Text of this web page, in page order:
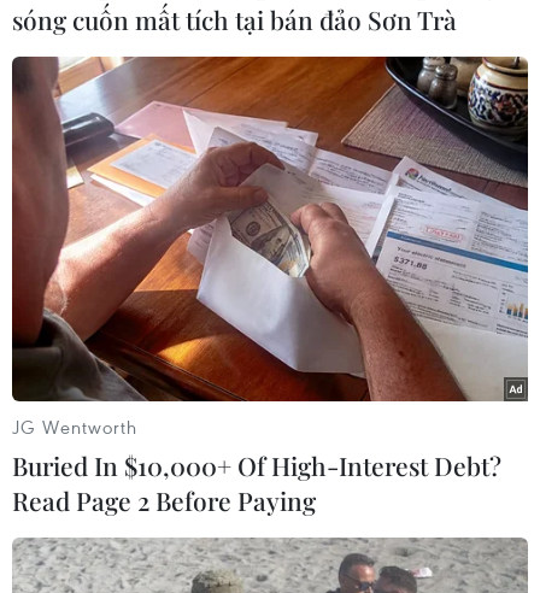
#Ô tô #Thủ đô Kabul
#Hồi giáo dòng Shiite
#Khói đen dày đặc
#Xe cứu thương
#Bệnh viện
#Đánh bom liều chết
Theo dõi VietnamPlus
sóng cuốn mất tích tại bán đảo Sơn Trà
JG Wentworth
Buried In $10,000+ Of High-Interest Debt?
Read Page 2 Before Paying